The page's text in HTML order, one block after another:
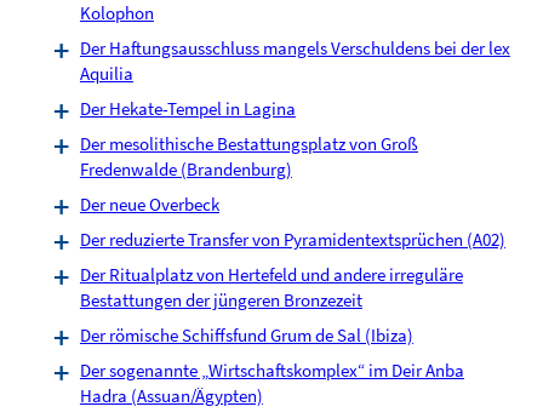
Kolophon
Der Haftungsausschluss mangels Verschuldens bei der lex
Aquilia
Der Hekate-Tempel in Lagina
Der mesolithische Bestattungsplatz von Groß
Fredenwalde (Brandenburg)
Der neue Overbeck
Der reduzierte Transfer von Pyramidentextsprüchen (A02)
Der Ritualplatz von Hertefeld und andere irreguläre
Bestattungen der jüngeren Bronzezeit
Der römische Schiffsfund Grum de Sal (Ibiza)
Der sogenannte „Wirtschaftskomplex“ im Deir Anba
Hadra (Assuan/Ägypten)